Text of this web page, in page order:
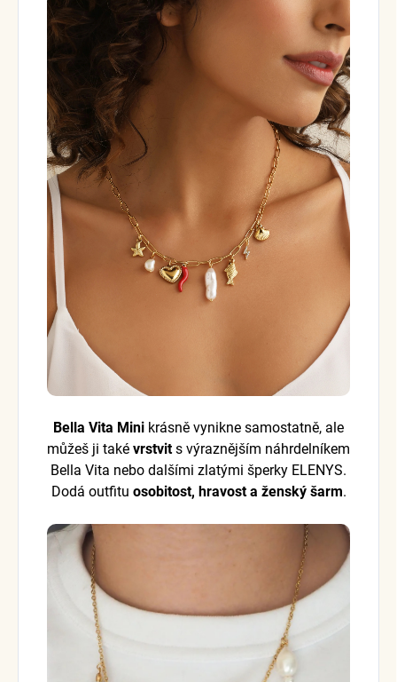
Bella Vita Mini krásně vynikne samostatně, ale
můžeš ji také vrstvits výraznějším náhrdelníkem
Bella Vita nebo dalšími zlatými šperky ELENYS.
Dodá outfitu osobitost, hravost a ženský šarm.